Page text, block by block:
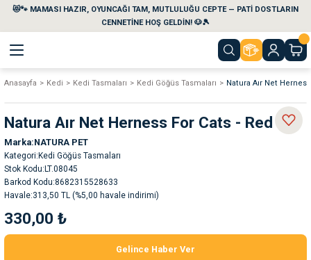
😻🐾 MAMASI HAZIR, OYUNCAĞI TAM, MUTLULUĞU CEPTE — PATİ DOSTLARIN
CENNETİNE HOŞ GELDİN! 🐶🎾
Geri Dön
Geri Dön
Temizlik Ürünleri
Geri Dön
Geri Dön
Geri Dön
Geri Dön
Anasayfa Kedi Kedi Tasmaları Kedi Göğüs Tasmaları Natura Aır Net
Natura Aır Net Herness For Cats - Red L
Marka NATURA PET
Kategori Kedi Göğüs Tasmaları
Stok Kodu LT.08045
Barkod Kodu 8682315528633
Havale 313,50 TL (%5,00 havale indirimi)
330,00 ₺
Gelince Haber Ver